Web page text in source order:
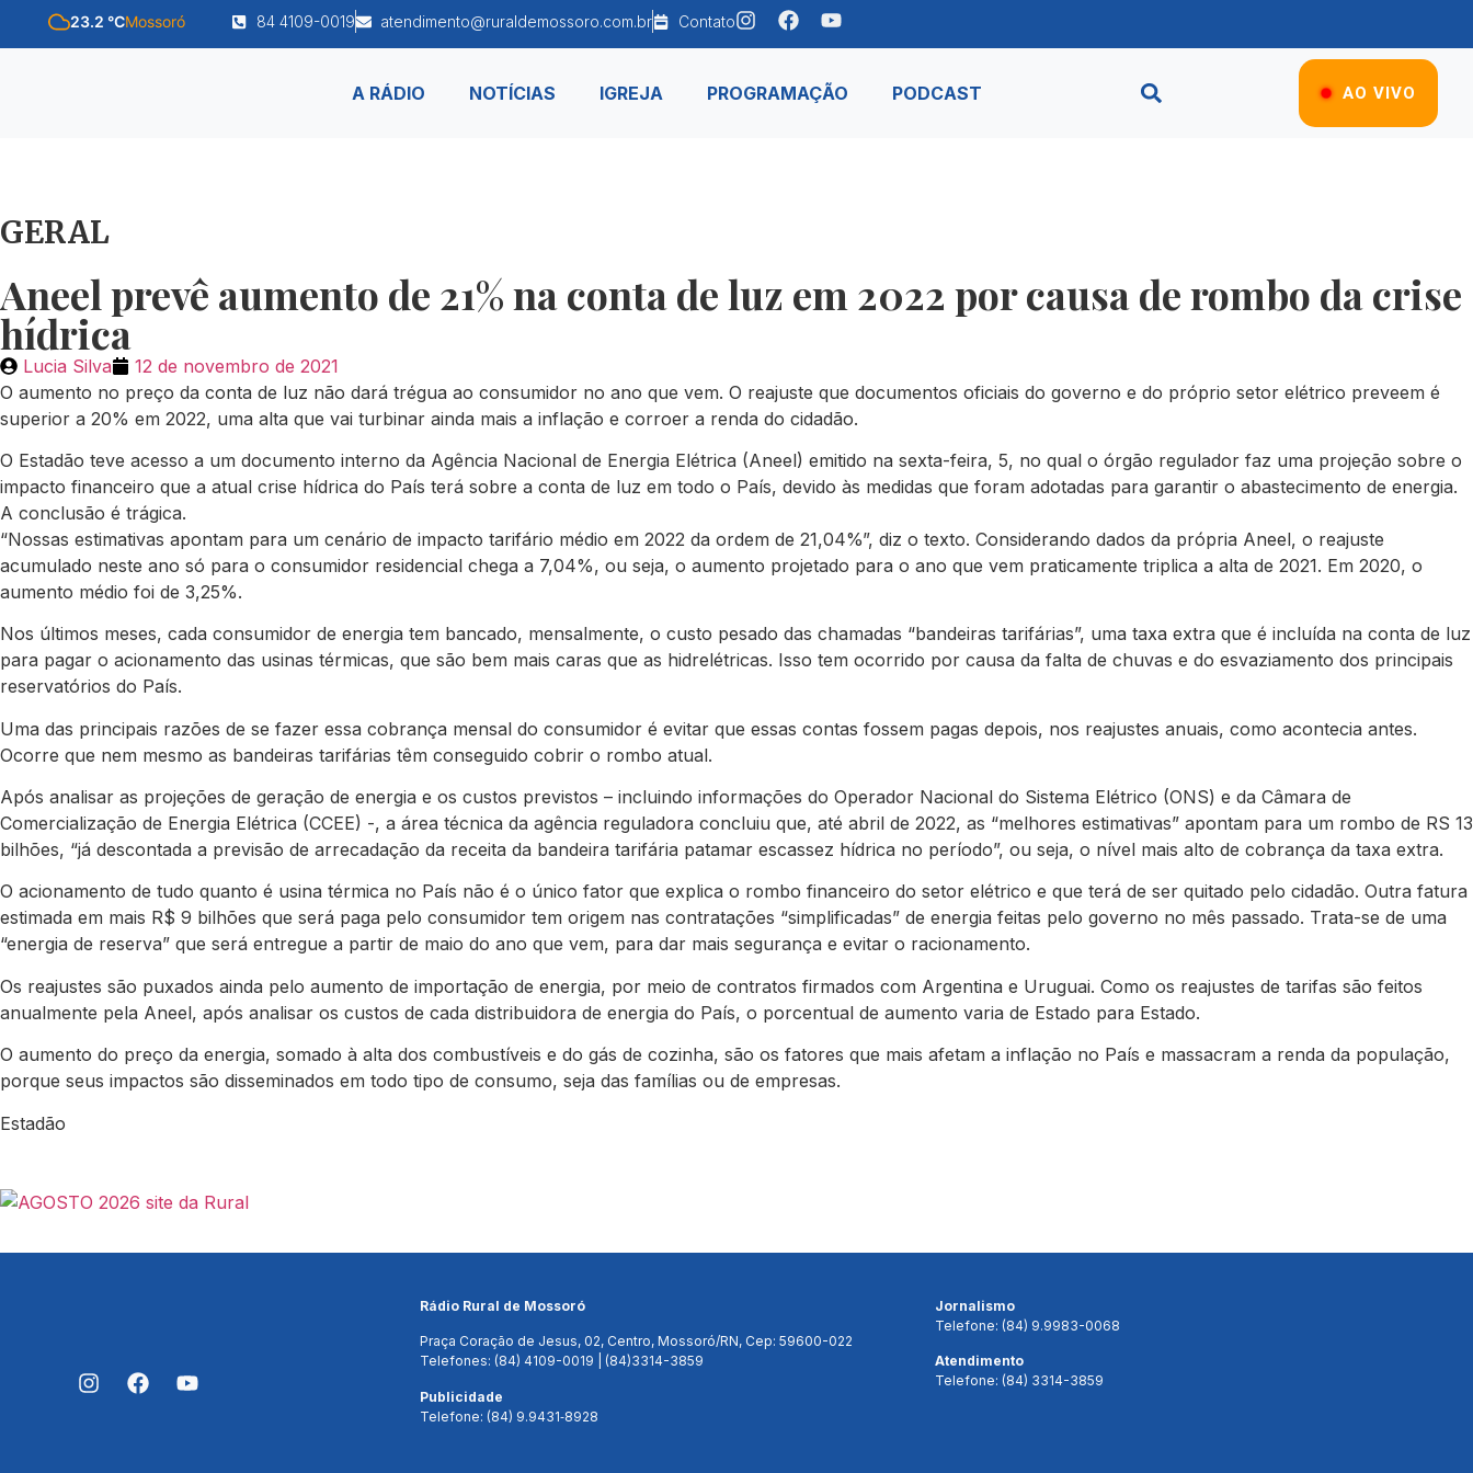
23.2 °CMossoró 84 4109-0019 atendimento@ruraldemossoro.com.br Contato
A RÁDIO NOTÍCIAS IGREJA PROGRAMAÇÃO PODCAST AO VIVO
GERAL
Aneel prevê aumento de 21% na conta de luz em 2022 por causa de rombo da crise
hídrica
Lucia Silva
12 de novembro de 2021
O aumento no preço da conta de luz não dará trégua ao consumidor no ano que vem. O reajuste que documentos oficiais do governo e do próprio setor elétrico preveem é
superior a 20% em 2022, uma alta que vai turbinar ainda mais a inflação e corroer a renda do cidadão.
O Estadão teve acesso a um documento interno da Agência Nacional de Energia Elétrica (Aneel) emitido na sexta-feira, 5, no qual o órgão regulador faz uma projeção sobre o
impacto financeiro que a atual crise hídrica do País terá sobre a conta de luz em todo o País, devido às medidas que foram adotadas para garantir o abastecimento de energia.
A conclusão é trágica.
“Nossas estimativas apontam para um cenário de impacto tarifário médio em 2022 da ordem de 21,04%”, diz o texto. Considerando dados da própria Aneel, o reajuste
acumulado neste ano só para o consumidor residencial chega a 7,04%, ou seja, o aumento projetado para o ano que vem praticamente triplica a alta de 2021. Em 2020, o
aumento médio foi de 3,25%.
Nos últimos meses, cada consumidor de energia tem bancado, mensalmente, o custo pesado das chamadas “bandeiras tarifárias”, uma taxa extra que é incluída na conta de luz
para pagar o acionamento das usinas térmicas, que são bem mais caras que as hidrelétricas. Isso tem ocorrido por causa da falta de chuvas e do esvaziamento dos principais
reservatórios do País.
Uma das principais razões de se fazer essa cobrança mensal do consumidor é evitar que essas contas fossem pagas depois, nos reajustes anuais, como acontecia antes.
Ocorre que nem mesmo as bandeiras tarifárias têm conseguido cobrir o rombo atual.
Após analisar as projeções de geração de energia e os custos previstos – incluindo informações do Operador Nacional do Sistema Elétrico (ONS) e da Câmara de
Comercialização de Energia Elétrica (CCEE) -, a área técnica da agência reguladora concluiu que, até abril de 2022, as “melhores estimativas” apontam para um rombo de RS 13
bilhões, “já descontada a previsão de arrecadação da receita da bandeira tarifária patamar escassez hídrica no período”, ou seja, o nível mais alto de cobrança da taxa extra.
O acionamento de tudo quanto é usina térmica no País não é o único fator que explica o rombo financeiro do setor elétrico e que terá de ser quitado pelo cidadão. Outra fatura
estimada em mais R$ 9 bilhões que será paga pelo consumidor tem origem nas contratações “simplificadas” de energia feitas pelo governo no mês passado. Trata-se de uma
“energia de reserva” que será entregue a partir de maio do ano que vem, para dar mais segurança e evitar o racionamento.
Os reajustes são puxados ainda pelo aumento de importação de energia, por meio de contratos firmados com Argentina e Uruguai. Como os reajustes de tarifas são feitos
anualmente pela Aneel, após analisar os custos de cada distribuidora de energia do País, o porcentual de aumento varia de Estado para Estado.
O aumento do preço da energia, somado à alta dos combustíveis e do gás de cozinha, são os fatores que mais afetam a inflação no País e massacram a renda da população,
porque seus impactos são disseminados em todo tipo de consumo, seja das famílias ou de empresas.
Estadão
Rádio Rural de Mossoró
Praça Coração de Jesus, 02, Centro, Mossoró/RN, Cep: 59600-022
Telefones: (84) 4109-0019 | (84)3314-3859
Publicidade
Telefone: (84) 9.9431‑8928
Jornalismo
Telefone: (84) 9.9983-0068
Atendimento
Telefone: (84) 3314-3859